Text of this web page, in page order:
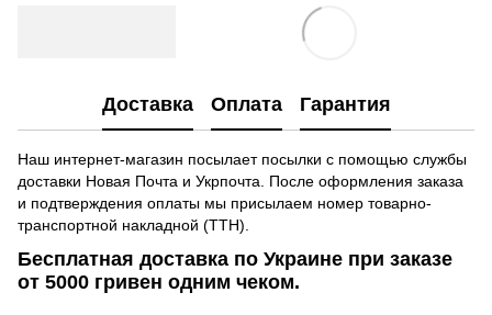
Доставка Оплата Гарантия
Наш интернет-магазин посылает посылки с помощью службы
доставки Новая Почта и Укрпочта. После оформления заказа
и подтверждения оплаты мы присылаем номер товарно-
транспортной накладной (ТТН).
Бесплатная доставка по Украине при заказе
от 5000 гривен одним чеком.